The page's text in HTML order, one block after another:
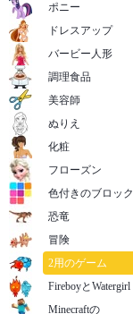
ポニー
ドレスアップ
バービー人形
調理食品
美容師
ぬりえ
化粧
フローズン
色付きのブロック
恐竜
冒険
2用のゲーム
FireboyとWatergirl
Minecraftの